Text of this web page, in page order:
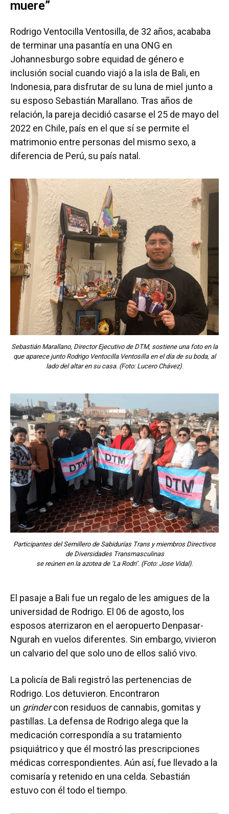
muere”
Rodrigo Ventocilla Ventosilla, de 32 años, acababa
de terminar una pasantía en una ONG en
Johannesburgo sobre equidad de género e
inclusión social cuando viajó a la isla de Bali, en
Indonesia, para disfrutar de su luna de miel junto a
su esposo Sebastián Marallano. Tras años de
relación, la pareja decidió casarse el 25 de mayo del
2022 en Chile, país en el que sí se permite el
matrimonio entre personas del mismo sexo, a
diferencia de Perú, su país natal.
Sebastián Marallano, Director Ejecutivo de DTM, sostiene una foto en la
que aparece junto Rodrigo Ventocilla Ventosilla en el día de su boda, al
lado del altar en su casa. (Foto: Lucero Chávez).
Participantes del Semillero de Sabidurías Trans y miembros Directivos
de Diversidades Transmasculinas
se reúnen en la azotea de ‘La Rodri’. (Foto: Jose Vidal).
El pasaje a Bali fue un regalo de les amigues de la
universidad de Rodrigo. El 06 de agosto, los
esposos aterrizaron en el aeropuerto Denpasar-
Ngurah en vuelos diferentes. Sin embargo, vivieron
un calvario del que solo uno de ellos salió vivo.
La policía de Bali registró las pertenencias de
Rodrigo. Los detuvieron. Encontraron
un grindercon residuos de cannabis, gomitas y
pastillas. La defensa de Rodrigo alega que la
medicación correspondía a su tratamiento
psiquiátrico y que él mostró las prescripciones
médicas correspondientes. Aún así, fue llevado a la
comisaría y retenido en una celda. Sebastián
estuvo con él todo el tiempo.